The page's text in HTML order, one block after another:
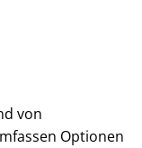
von
Optionen